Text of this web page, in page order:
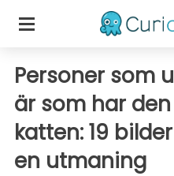
Personer som
är som har
katten: 19
en utmaning